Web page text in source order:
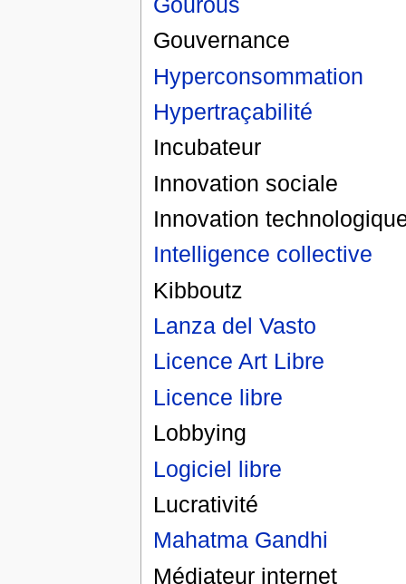
Gouvernance
Hyperconsommation
Hypertraçabilité
Incubateur
Innovation sociale
Innovation
Intelligence collective
Kibboutz
Lanza del Vasto
Licence Art Libre
Licence libre
Lobbying
Logiciel libre
Lucrativité
Mahatma Gandhi
Médiateur internet